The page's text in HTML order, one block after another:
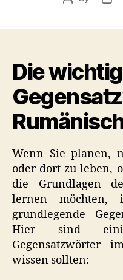
Die
Wenn Sie planen,
oder dort zu leben,
die Grundlagen
lernen möchten,
grundlegende
Hier sind
Gegensatzwörter
wissen sollten: